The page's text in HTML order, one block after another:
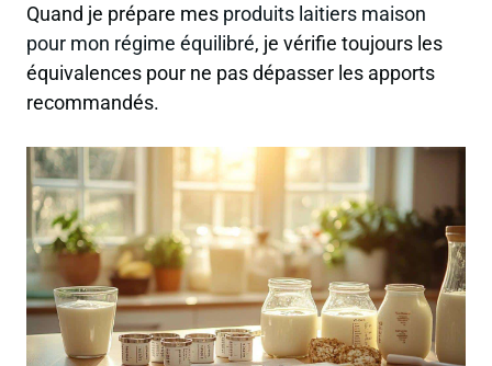
Quand je prépare mes produits laitiers maison
pour mon régime équilibré, je vérifie toujours les
équivalences pour ne pas dépasser les apports
recommandés.